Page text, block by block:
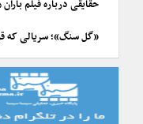
حقایقی درباره فیلم
«گل سنگ»؛ سریالی که